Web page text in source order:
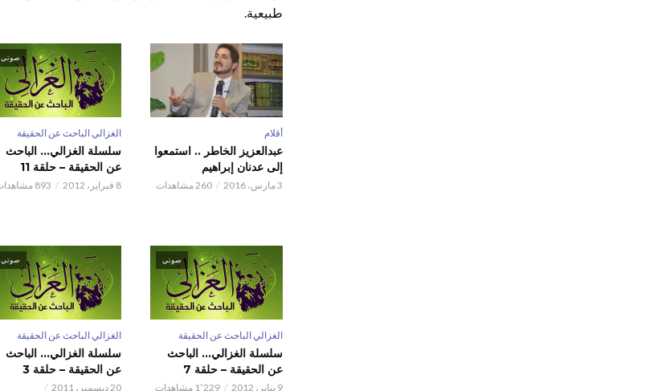
طبيعية.
أقلام
عبدالعزيز الخاطر .. استمعوا
إلى عدنان إبراهيم
3 مارس، 2016 260 مشاهدات
صوتي
الغزالي الباحث عن الحقيقة
سلسلة الغزالي… الباحث
عن الحقيقة – حلقة 11
8 فبراير، 2012 893 مشاهدات
صوتي
الغزالي الباحث عن الحقيقة
سلسلة الغزالي… الباحث
عن الحقيقة – حلقة 7
9 يناير، 2012 1٬229 مشاهدات
صوتي
الغزالي الباحث عن الحقيقة
سلسلة الغزالي… الباحث
عن الحقيقة – حلقة 3
20 ديسمبر، 2011